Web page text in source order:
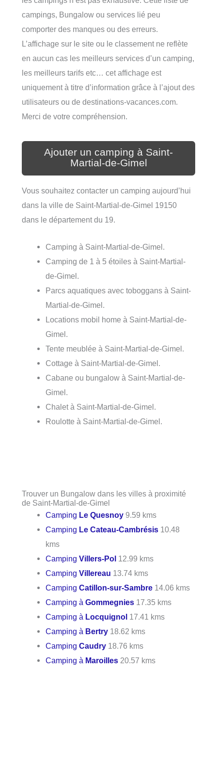
campings, Bungalow ou services lié peu
comporter des manques ou des erreurs.
L’affichage sur le site ou le classement ne reflète
en aucun cas les meilleurs services d’un camping,
les meilleurs tarifs etc… cet affichage est
uniquement à titre d’information grâce à l’ajout des
utilisateurs ou de destinations-vacances.com.
Merci de votre compréhension.
Ajouter un camping à Saint-
Martial-de-Gimel
Vous souhaitez contacter un camping aujourd’hui
dans la ville de Saint-Martial-de-Gimel 19150
dans le département du 19.
Camping à Saint-Martial-de-Gimel.
Camping de 1 à 5 étoiles à Saint-Martial-
de-Gimel.
Parcs aquatiques avec toboggans à Saint-
Martial-de-Gimel.
Locations mobil home à Saint-Martial-de-
Gimel.
Tente meublée à Saint-Martial-de-Gimel.
Cottage à Saint-Martial-de-Gimel.
Cabane ou bungalow à Saint-Martial-de-
Gimel.
Chalet à Saint-Martial-de-Gimel.
Roulotte à Saint-Martial-de-Gimel.
Trouver un Bungalow dans les villes à proximité
de Saint-Martial-de-Gimel
Camping Le Quesnoy 9.59 kms
Camping Le Cateau-Cambrésis 10.48
kms
CampingVillers-Pol 12.99 kms
CampingVillereau 13.74 kms
CampingCatillon-sur-Sambre 14.06 kms
Camping àGommegnies 17.35 kms
Camping à Locquignol 17.41 kms
Camping à Bertry 18.62 kms
CampingCaudry 18.76 kms
Camping à Maroilles 20.57 kms